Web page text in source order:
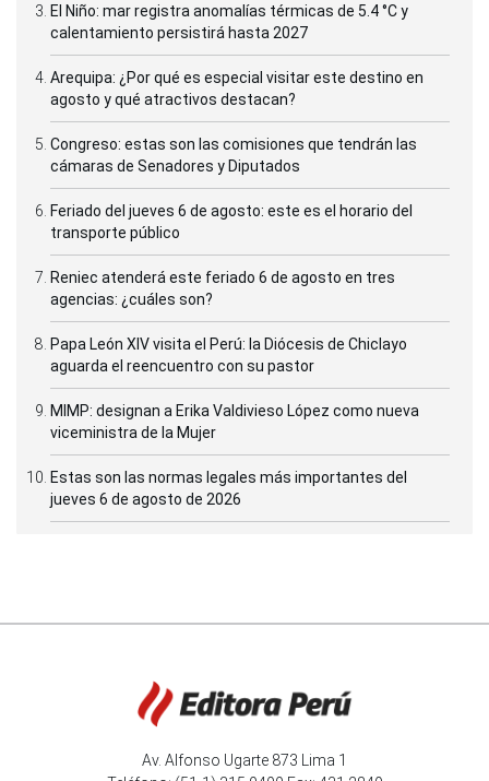
El Niño: mar registra anomalías térmicas de 5.4 °C y
calentamiento persistirá hasta 2027
Arequipa: ¿Por qué es especial visitar este destino en
agosto y qué atractivos destacan?
Congreso: estas son las comisiones que tendrán las
cámaras de Senadores y Diputados
Feriado del jueves 6 de agosto: este es el horario del
transporte público
Reniec atenderá este feriado 6 de agosto en tres
agencias: ¿cuáles son?
Papa León XIV visita el Perú: la Diócesis de Chiclayo
aguarda el reencuentro con su pastor
MIMP: designan a Erika Valdivieso López como nueva
viceministra de la Mujer
Estas son las normas legales más importantes del
jueves 6 de agosto de 2026
Av. Alfonso Ugarte 873 Lima 1